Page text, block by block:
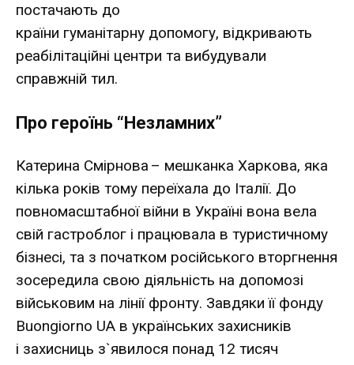
постачають до
країни гуманітарну допомогу, відкривають
реабілітаційні центри та вибудували
справжній тил.
Про героїнь “Незламних”
Катерина Смірнова – мешканка Харкова, яка
кілька років тому переїхала до Італії. До
повномасштабної війни в Україні вона вела
свій гастроблог і працювала в туристичному
бізнесі, та з початком російського вторгнення
зосередила свою діяльність на допомозі
військовим на лінії фронту. Завдяки її фонду
Buongiorno UA в українських захисників
і захисниць з`явилося понад 12 тисяч